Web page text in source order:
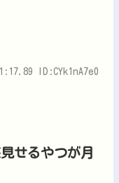
ID:CYk1nA7e0
せるやつが月